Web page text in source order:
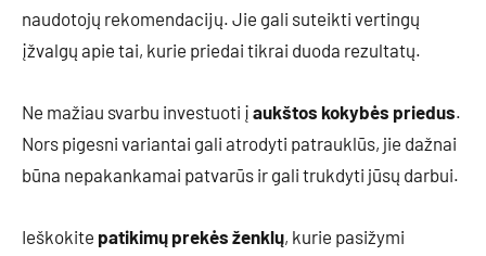
naudotojų rekomendacijų. Jie gali suteikti vertingų
įžvalgų apie tai, kurie priedai tikrai duoda rezultatų.
Ne mažiau svarbu investuoti į aukštos kokybės priedus.
Nors pigesni variantai gali atrodyti patrauklūs, jie dažnai
būna nepakankamai patvarūs ir gali trukdyti jūsų darbui.
Ieškokite patikimų prekės ženklų, kurie pasižymi